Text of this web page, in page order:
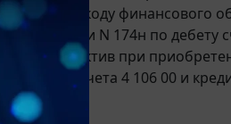
по коду финансового
Инструкции N 174н по дебету
актив при
дебету счета 4 106 00 и